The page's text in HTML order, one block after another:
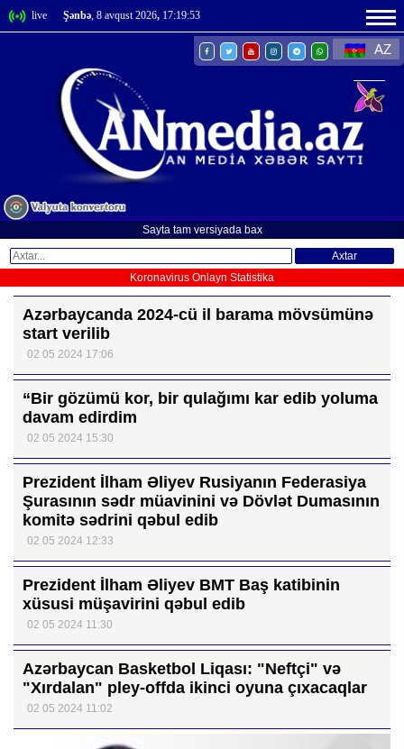
live Şənbə, 8 avqust 2026, 17:19:53
AZ
Sayta tam versiyada bax
Axtar
Koronavirus Onlayn Statistika
Azərbaycanda 2024-cü il barama mövsümünə
start verilib
02 05 2024 17:06
“Bir gözümü kor, bir qulağımı kar edib yoluma
davam edirdim
02 05 2024 15:30
Prezident İlham Əliyev Rusiyanın Federasiya
Şurasının sədr müavinini və Dövlət Dumasının
komitə sədrini qəbul edib
02 05 2024 12:33
Prezident İlham Əliyev BMT Baş katibinin
xüsusi müşavirini qəbul edib
02 05 2024 11:30
Azərbaycan Basketbol Liqası: "Neftçi" və
"Xırdalan" pley-offda ikinci oyuna çıxacaqlar
02 05 2024 11:02